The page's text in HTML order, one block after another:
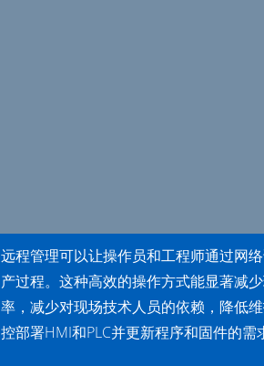
远程管理可以让操作员和工程师通过网
产过程。这种高效的操作方式能显著减
率，减少对现场技术人员的依赖，降低
控部署HMI和PLC并更新程序和固件的需